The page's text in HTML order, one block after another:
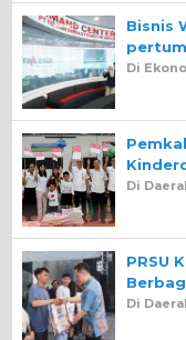
Bisnis
Di
Di
PRSU
Di